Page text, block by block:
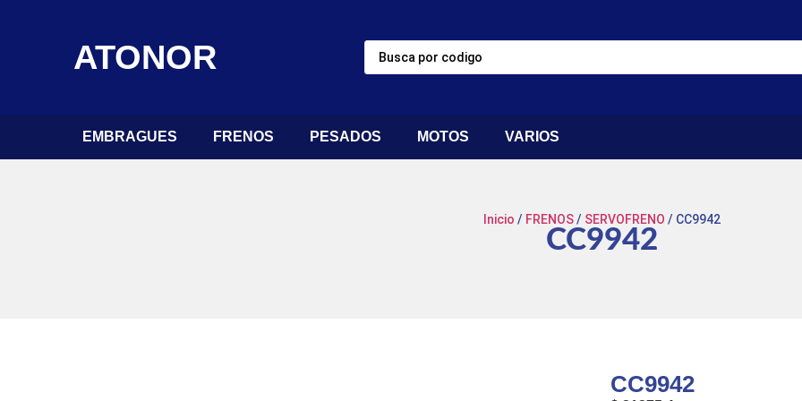
ATONOR
EMBRAGUES FRENOS PESADOS MOTOS VARIOS
Inicio / FRENOS/ SERVOFRENO / CC9942
CC9942
CC9942